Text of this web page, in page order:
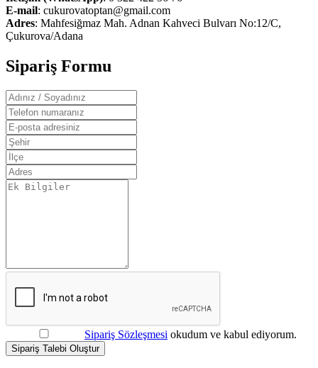
E-mail: cukurovatoptan@gmail.com
Adres: Mahfesiğmaz Mah. Adnan Kahveci Bulvarı No:12/C,
Çukurova/Adana
Sipariş Formu
Sipariş Sözleşmesi okudum ve kabul ediyorum.
Sipariş Talebi Oluştur